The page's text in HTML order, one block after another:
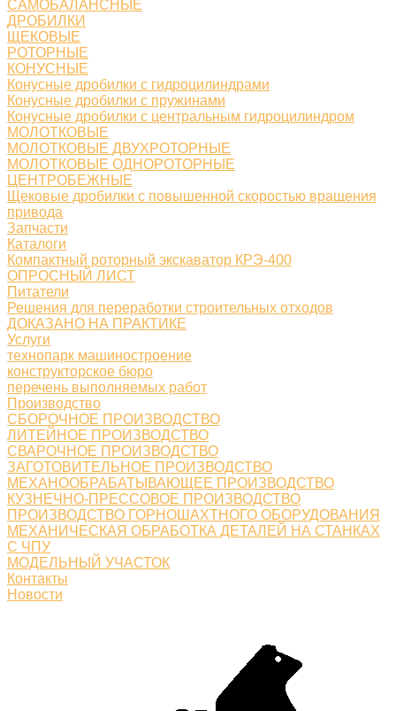
САМОБАЛАНСНЫЕ
ДРОБИЛКИ
ЩЕКОВЫЕ
РОТОРНЫЕ
КОНУСНЫЕ
Конусные дробилки с гидроцилиндрами
Конусные дробилки с пружинами
Конусные дробилки с центральным гидроцилиндром
МОЛОТКОВЫЕ
МОЛОТКОВЫЕ ДВУХРОТОРНЫЕ
МОЛОТКОВЫЕ ОДНОРОТОРНЫЕ
ЦЕНТРОБЕЖНЫЕ
Щековые дробилки с повышенной скоростью вращения
привода
Запчасти
Каталоги
Компактный роторный экскаватор КРЭ-400
ОПРОСНЫЙ ЛИСТ
Питатели
Решения для переработки строительных отходов
ДОКАЗАНО НА ПРАКТИКЕ
Услуги
технопарк машиностроение
конструкторское бюро
перечень выполняемых работ
Производство
СБОРОЧНОЕ ПРОИЗВОДСТВО
ЛИТЕЙНОЕ ПРОИЗВОДСТВО
СВАРОЧНОЕ ПРОИЗВОДСТВО
ЗАГОТОВИТЕЛЬНОЕ ПРОИЗВОДСТВО
МЕХАНООБРАБАТЫВАЮЩЕЕ ПРОИЗВОДСТВО
КУЗНЕЧНО-ПРЕССОВОЕ ПРОИЗВОДСТВО
ПРОИЗВОДСТВО ГОРНОШАХТНОГО ОБОРУДОВАНИЯ
МЕХАНИЧЕСКАЯ ОБРАБОТКА ДЕТАЛЕЙ НА СТАНКАХ
С ЧПУ
МОДЕЛЬНЫЙ УЧАСТОК
Контакты
Новости